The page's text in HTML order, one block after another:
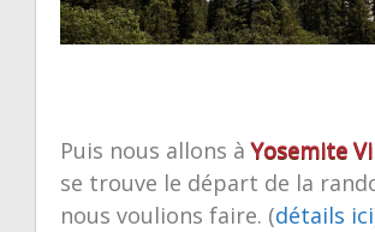
Puis nous allons àYosemite
se trouve le départ de la
nous voulions faire. (détails ici